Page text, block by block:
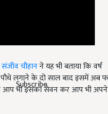
Subscribe
लगाने के दो साल बाद इसमें अब फल
आप भी इसका सेवन कर आप भी अपने